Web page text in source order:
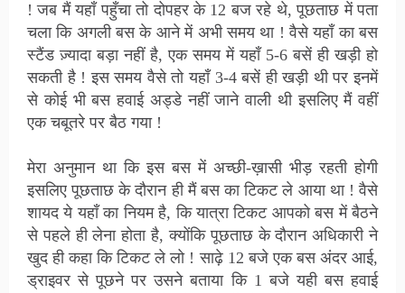
! जब मैं यहाँ पहुँचा तो दोपहर के 12 बज रहे थे, पूछताछ में पता
चला कि अगली बस के आने में अभी समय था ! वैसे यहाँ का बस
स्टैंड ज़्यादा बड़ा नहीं है, एक समय में यहाँ 5-6 बसें ही खड़ी हो
सकती है ! इस समय वैसे तो यहाँ 3-4 बसें ही खड़ी थी पर इनमें
से कोई भी बस हवाई अड्डे नहीं जाने वाली थी इसलिए मैं वहीं
एक चबूतरे पर बैठ गया !
मेरा अनुमान था कि इस बस में अच्छी-ख़ासी भीड़ रहती होगी
इसलिए पूछताछ के दौरान ही मैं बस का टिकट ले आया था ! वैसे
शायद ये यहाँ का नियम है, कि यात्रा टिकट आपको बस में बैठने
से पहले ही लेना होता है, क्योंकि पूछताछ के दौरान अधिकारी ने
खुद ही कहा कि टिकट ले लो ! साढ़े 12 बजे एक बस अंदर आई,
ड्राइवर से पूछने पर उसने बताया कि 1 बजे यही बस हवाई